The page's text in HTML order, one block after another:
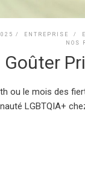
/ ENTREPRISE /
NOS
Goûter
ou le mois des
LGBTQIA+